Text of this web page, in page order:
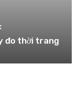
đo thời trang